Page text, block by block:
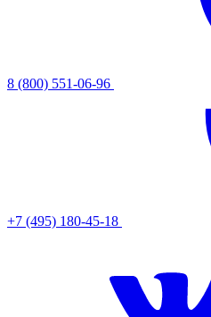
8 (800) 551-06-96
+7 (495) 180-45-18